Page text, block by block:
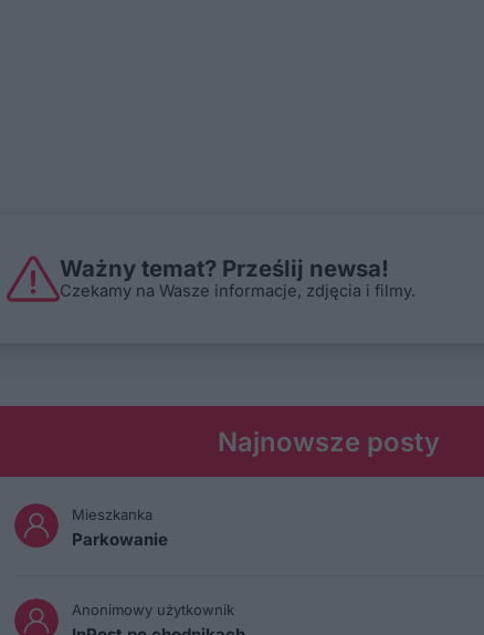
Ważny temat? Prześlij newsa!
Czekamy na Wasze informacje, zdjęcia i filmy.
Najnowsze posty
Mieszkanka
Parkowanie
Anonimowy użytkownik